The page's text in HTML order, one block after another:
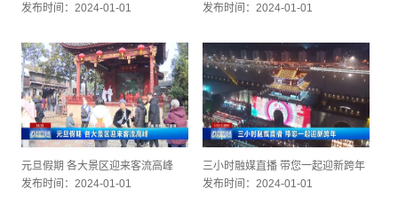
发布时间：2024-01-01
发布时间：2024-01-01
元旦假期 各大景区迎来客流高峰
发布时间：2024-01-01
三小时融媒直播 带您一起迎新跨年
发布时间：2024-01-01